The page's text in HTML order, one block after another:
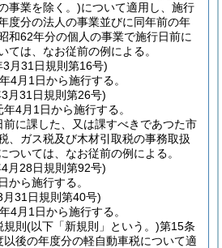
事業を除く。)について適用し、施行
度分の法人の事業並びに同年前の年
和62年分の個人の事業で施行日前に
ては、なお従前の例による。
3月31日規則第16号)
4月1日から施行する。
月31日規則第26号)
4月1日から施行する。
前に課した、又は課すべきであつた市
、ガス税及び木材引取税の事務取扱
ついては、なお従前の例による。
月28日規則第92号)
から施行する。
月31日規則第40号)
4月1日から施行する。
則 (以下「新規則」という。)第15条
後の年度分の軽自動車税について適